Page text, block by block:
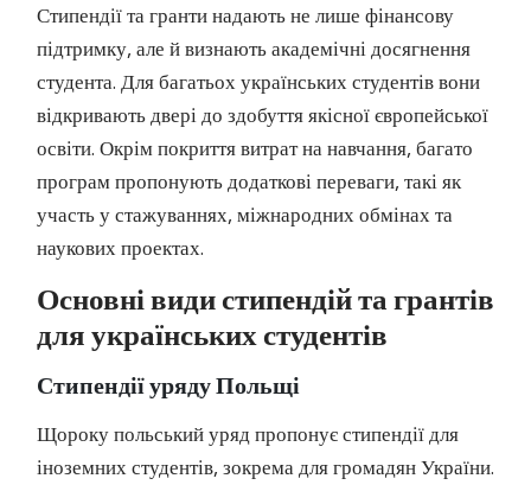
Стипендії та гранти надають не лише фінансову
підтримку, але й визнають академічні досягнення
студента. Для багатьох українських студентів вони
відкривають двері до здобуття якісної європейської
освіти. Окрім покриття витрат на навчання, багато
програм пропонують додаткові переваги, такі як
участь у стажуваннях, міжнародних обмінах та
наукових проектах.
Основні види стипендій та грантів
для українських студентів
Стипендії уряду Польщі
Щороку польський уряд пропонує стипендії для
іноземних студентів, зокрема для громадян України.